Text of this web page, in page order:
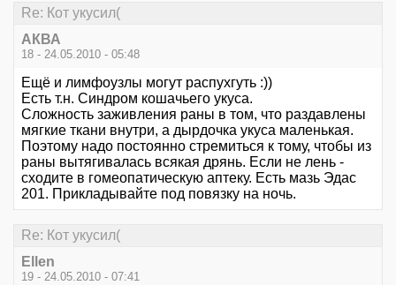
Re: Кот укусил(
АКВА
18 - 24.05.2010 - 05:48
Ещё и лимфоузлы могут распухгуть :))
Есть т.н. Синдром кошачьего укуса.
Сложность заживления раны в том, что раздавлены
мягкие ткани внутри, а дырдочка укуса маленькая.
Поэтому надо постоянно стремиться к тому, чтобы из
раны вытягивалась всякая дрянь. Если не лень -
сходите в гомеопатическую аптеку. Есть мазь Эдас
201. Прикладывайте под повязку на ночь.
Re: Кот укусил(
Ellen
19 - 24.05.2010 - 07:41